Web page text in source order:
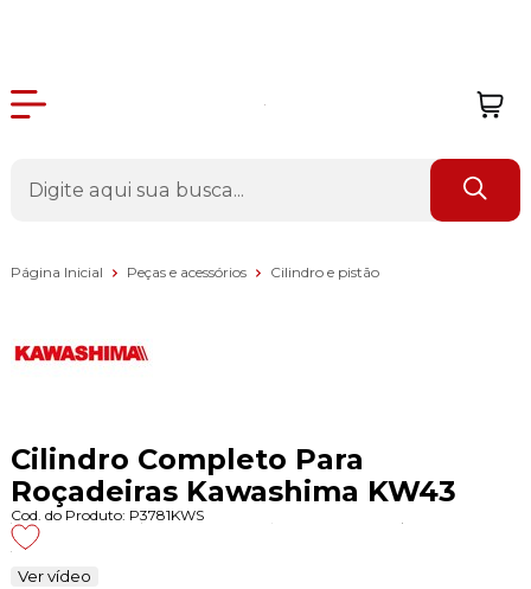
Página Inicial Peças e acessórios Cilindro e pistão
Cilindro Completo Para
Roçadeiras Kawashima KW43
Cod. do Produto: P3781KWS
Ver vídeo